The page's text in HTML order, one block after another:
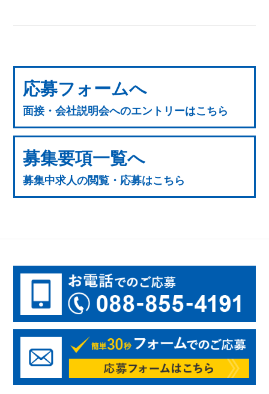
応募フォームへ
面接・会社説明会へのエントリーはこちら
募集要項一覧へ
募集中求人の閲覧・応募はこちら